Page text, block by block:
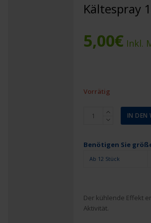
Kältespray
5,00€ Inkl.
Vorrätig
Kältespray
Menge
IN DEN
Benötigen Sie
Ab 12 Stück
Der kühlende Effekt
Aktivität.